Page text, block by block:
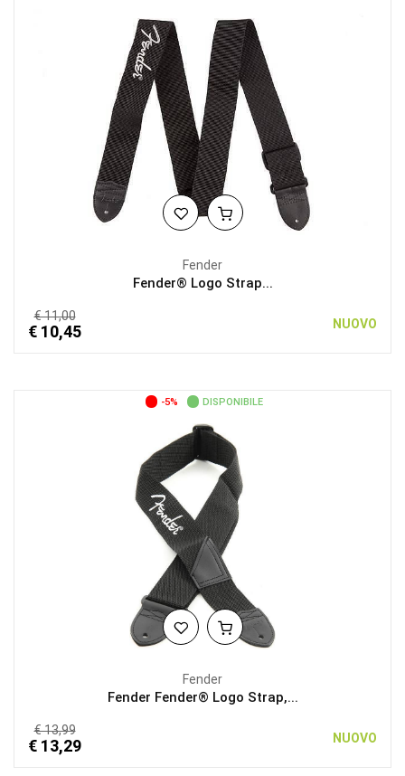
Fender
Fender® Logo Strap...
€ 11,00
€ 10,45 NUOVO
-5% DISPONIBILE
Fender
Fender Fender® Logo Strap,...
€ 13,99
€ 13,29 NUOVO